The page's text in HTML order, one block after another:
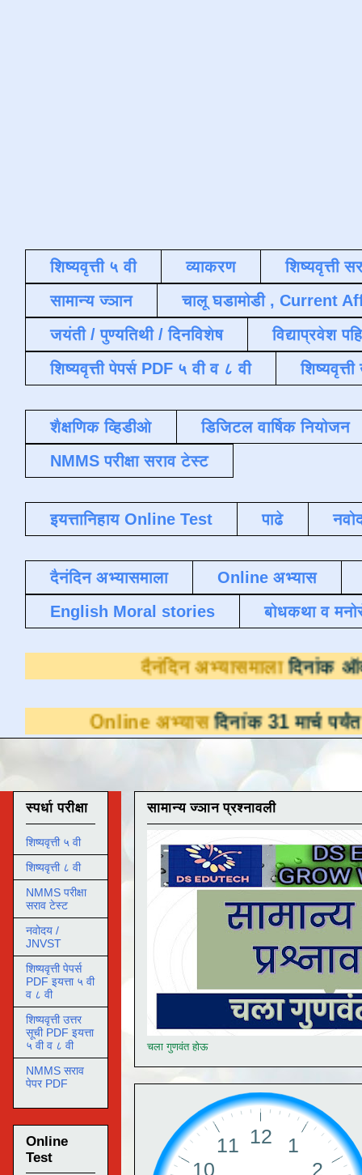
शिष्यवृत्ती ५ वी व्याकरण
शिष्यवृत्ती
सामान्य ज्ञान
चालू घडामोडी , Current
जयंती / पुण्यतिथी / दिनविशेष
विद्याप्रवेश
शिष्यवृत्ती पेपर्स PDF ५ वी व ८ वी
शैक्षणिक व्हिडीओ
डिजिटल वार्षिक नियोजन
NMMS परीक्षा सराव टेस्ट
इयत्तानिहाय Online Test पाढे
दैनंदिन अभ्यासमाला
Online अभ्यास
English Moral stories
बोधकथा व
दैनंदिन
अभ्यासदिनांक 31 मार्च पर्यंत
सामान्य ज्ञान प्रश्नावली
चला गुणवंत होऊ
स्पर्धा परीक्षा
शिष्यवृत्ती ५ वी
शिष्यवृत्ती ८ वी
NMMS परीक्षा
सराव टेस्ट
नवोदय /
JNVST
शिष्यवृत्ती पेपर्स
PDF इयत्ता ५ वी
व ८ वी
शिष्यवृत्ती उत्तर
सूची PDF इयत्ता
५ वी व ८ वी
NMMS सराव
पेपर PDF
Online
Test